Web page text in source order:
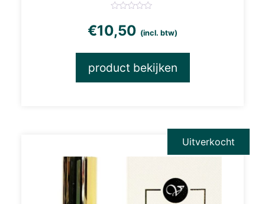
€10,50 (incl. btw)
product bekijken
Uitverkocht